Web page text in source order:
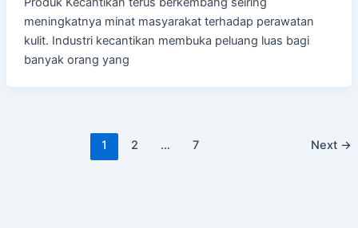
meningkatnya minat masyarakat terhadap perawatan
kulit. Industri kecantikan membuka peluang luas bagi
banyak orang yang
1 2 … 7 Next →